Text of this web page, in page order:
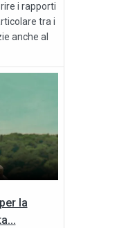
i rapporti
tra i
anche al
la